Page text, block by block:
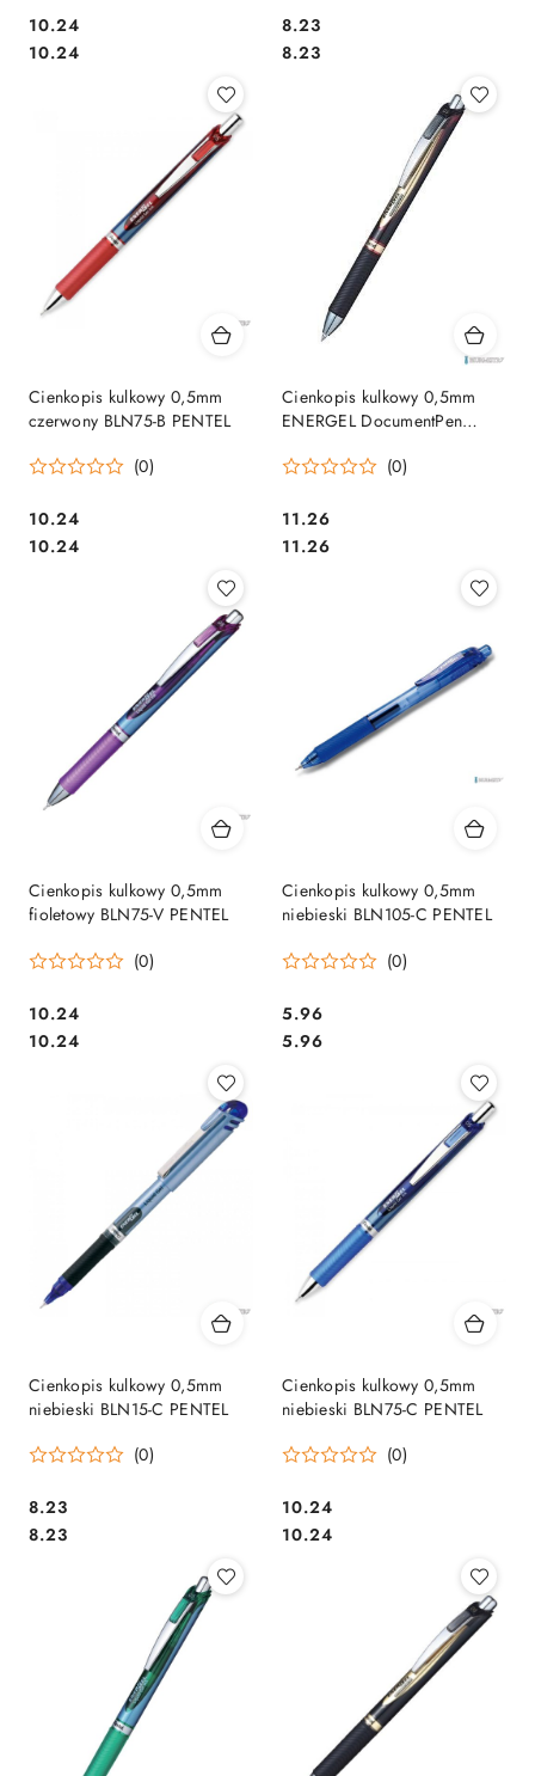
Cena:
10.24
Cena:
10.24
Cena:
8.23
Cena:
8.23
Cienkopis kulkowy 0,5mm
czerwony BLN75-B PENTEL
(0)
Cena:
10.24
Cena:
10.24
Cienkopis kulkowy 0,5mm
ENERGEL DocumentPen
(0)
Cena:
11.26
Cena:
11.26
Cienkopis kulkowy 0,5mm
fioletowy BLN75-V PENTEL
(0)
Cena:
10.24
Cena:
10.24
Cienkopis kulkowy 0,5mm
niebieski BLN105-C PENTEL
(0)
Cena:
5.96
Cena:
5.96
Cienkopis kulkowy 0,5mm
niebieski BLN15-C PENTEL
(0)
Cena:
8.23
Cena:
8.23
Cienkopis kulkowy 0,5mm
niebieski BLN75-C PENTEL
(0)
Cena:
10.24
Cena:
10.24